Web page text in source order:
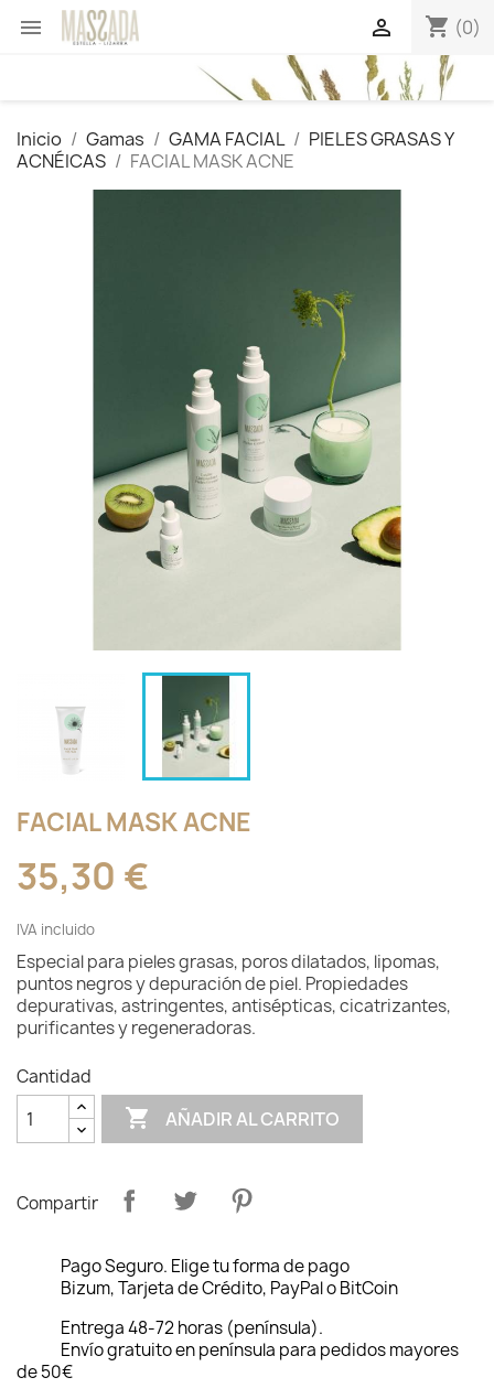
 shopping_cart (0)

Inicio Gamas GAMA FACIAL
PIELES GRASAS Y
ACNÉICAS
FACIAL MASK ACNE
FACIAL MASK ACNE
35,30 €
IVA incluido
Especial para pieles grasas, poros dilatados, lipomas,
puntos negros y depuración de piel. Propiedades
depurativas, astringentes, antisépticas, cicatrizantes,
purificantes y regeneradoras.
Cantidad
 AÑADIR AL CARRITO
Compartir
Pago Seguro. Elige tu forma de pago
Bizum, Tarjeta de Crédito, PayPal o BitCoin
Entrega 48-72 horas (península).
Envío gratuito en península para pedidos mayores
de 50€